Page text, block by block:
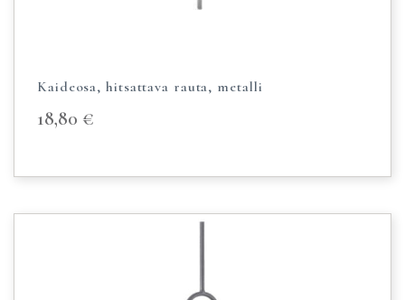
Kaideosa, hitsattava rauta, metalli
18,80 €